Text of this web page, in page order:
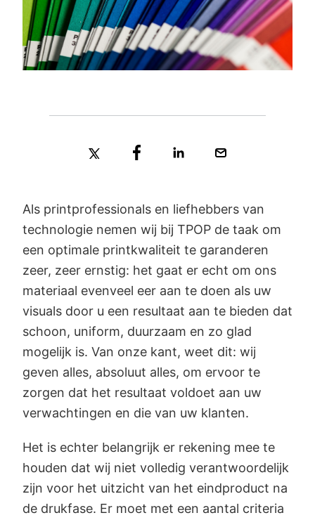
Als printprofessionals en liefhebbers van
technologie nemen wij bij TPOP de taak om
een optimale printkwaliteit te garanderen
zeer, zeer ernstig: het gaat er echt om ons
materiaal evenveel eer aan te doen als uw
visuals door u een resultaat aan te bieden dat
schoon, uniform, duurzaam en zo glad
mogelijk is. Van onze kant, weet dit: wij
geven alles, absoluut alles, om ervoor te
zorgen dat het resultaat voldoet aan uw
verwachtingen en die van uw klanten.
Het is echter belangrijk er rekening mee te
houden dat wij niet volledig verantwoordelijk
zijn voor het uitzicht van het eindproduct na
de drukfase. Er moet met een aantal criteria